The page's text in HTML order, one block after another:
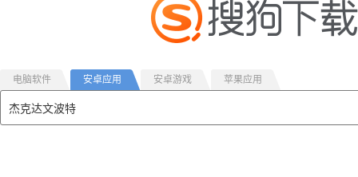
电脑软件 安卓应用 安卓游戏 苹果应用